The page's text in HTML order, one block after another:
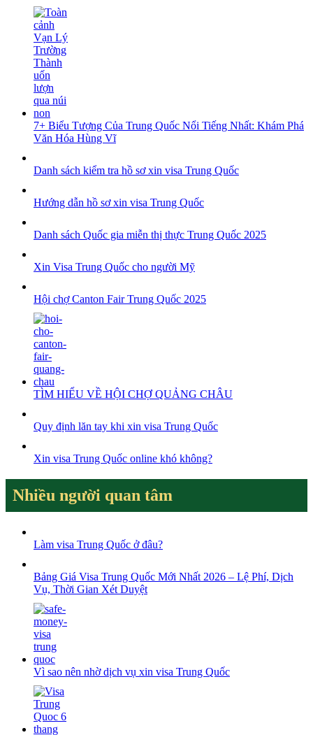
7+ Biểu Tượng Của Trung Quốc Nổi Tiếng Nhất: Khám Phá
Văn Hóa Hùng Vĩ
Danh sách kiểm tra hồ sơ xin visa Trung Quốc
Hướng dẫn hồ sơ xin visa Trung Quốc
Danh sách Quốc gia miễn thị thực Trung Quốc 2025
Xin Visa Trung Quốc cho người Mỹ
Hội chợ Canton Fair Trung Quốc 2025
TÌM HIỂU VỀ HỘI CHỢ QUẢNG CHÂU
Quy định lăn tay khi xin visa Trung Quốc
Xin visa Trung Quốc online khó không?
Nhiều người quan tâm
Làm visa Trung Quốc ở đâu?
Bảng Giá Visa Trung Quốc Mới Nhất 2026 – Lệ Phí, Dịch
Vụ, Thời Gian Xét Duyệt
Vì sao nên nhờ dịch vụ xin visa Trung Quốc